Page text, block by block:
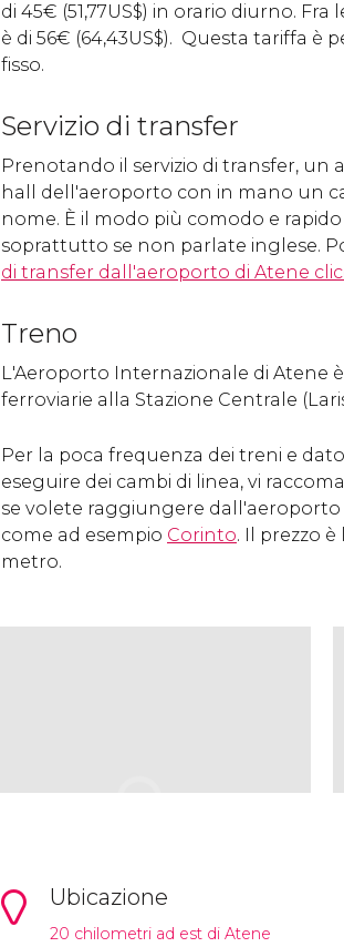
di 45€ (51,77US$) in orario diurno. Fra
è di 56€ (64,43US$). Questa tariffa è
fisso.
Servizio di transfer
Prenotando il servizio di transfer, un
hall dell'aeroporto con in mano un
nome. È il modo più comodo e
soprattutto se non parlate inglese.
di transfer dall'aeroporto di Atene
Treno
L'Aeroporto Internazionale di Atene
ferroviarie alla Stazione Centrale
Per la poca frequenza dei treni e
eseguire dei cambi di linea, vi
se volete raggiungere dall'aeroporto
come ad esempio Corinto. Il prezzo
metro.
Ubicazione
20 chilometri ad est di Atene